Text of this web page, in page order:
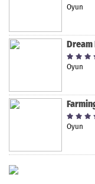
Oyun
Oyun
Oyun